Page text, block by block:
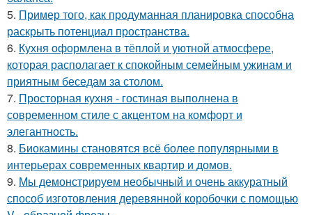
5. Пример того, как продуманная планировка способна
раскрыть потенциал пространства.
6. Кухня оформлена в тёплой и уютной атмосфере,
которая располагает к спокойным семейным ужинам и
приятным беседам за столом.
7. Просторная кухня - гостиная выполнена в
современном стиле с акцентом на комфорт и
элегантность.
8. Биокамины становятся всё более популярными в
интерьерах современных квартир и домов.
9. Мы демонстрируем необычный и очень аккуратный
способ изготовления деревянной коробочки с помощью